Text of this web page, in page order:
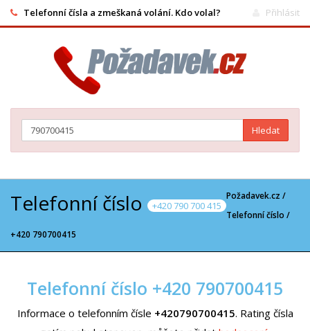
Telefonní čísla a zmeškaná volání. Kdo volal? Přihlásit
Hledat
Telefonní číslo +420 790 700 415
Požadavek.cz /
Telefonní číslo /
+420 790700415
Telefonní číslo +420 790700415
Informace o telefonním čísle +420790700415. Rating čísla